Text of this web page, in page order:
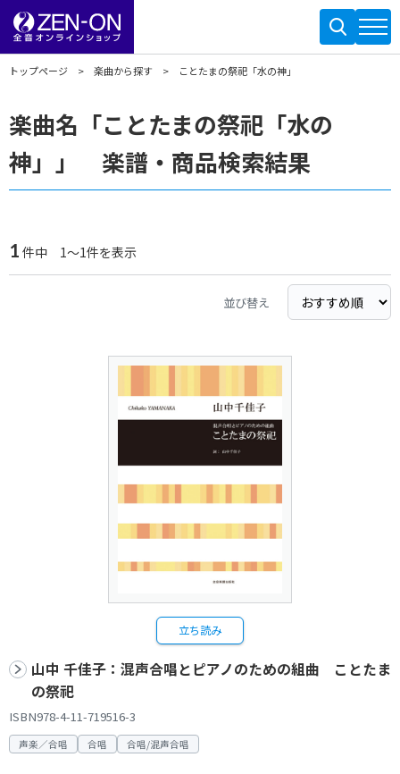
トップページ 楽曲から探す ことたまの祭祀「水の神」
楽曲名「ことたまの祭祀「水の
神」」 楽譜・商品検索結果
1 件中 1～1件を表示
並び替え
立ち読み
山中 千佳子：混声合唱とピアノのための組曲 ことたま
の祭祀
ISBN978-4-11-719516-3
声楽／合唱 合唱 合唱/混声合唱